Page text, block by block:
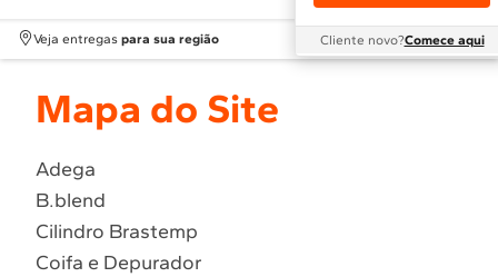
Atendimento Brastemp
Cliente novo?Comece aqui
Termos mais buscados
1º Geladeira
2
Fogao
4 º Lava Louça
5 º Cooktop
6º Microondas Brastemp
7º Forno
Veja entregas para sua região
Mapa do Site
Adega
B.blend
Cilindro Brastemp
Coifa e Depurador